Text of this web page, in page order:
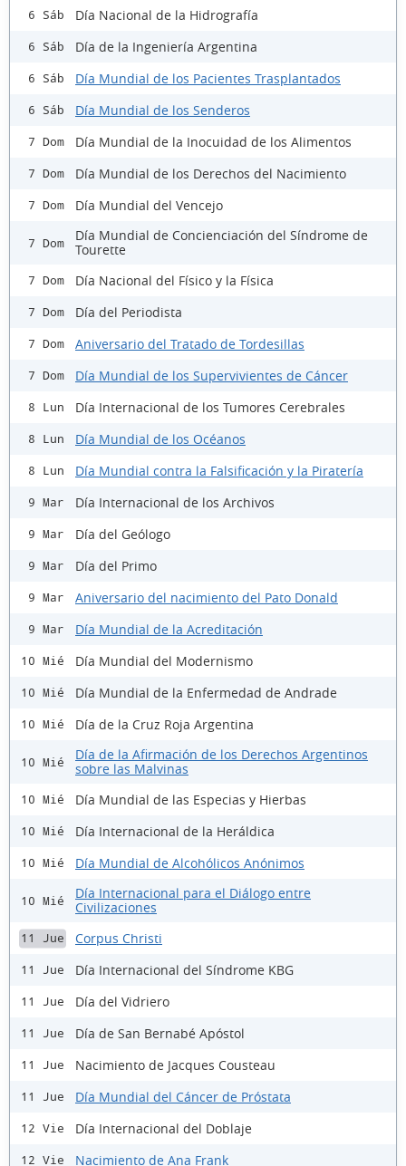
6 Sáb Día Nacional de la Hidrografía
6 Sáb Día de la Ingeniería Argentina
6 Sáb Día Mundial de los Pacientes Trasplantados
6 Sáb Día Mundial de los Senderos
7 Dom Día Mundial de la Inocuidad de los Alimentos
7 Dom Día Mundial de los Derechos del Nacimiento
7 Dom Día Mundial del Vencejo
7 Dom
Día Mundial de Concienciación del Síndrome de
Tourette
7 Dom Día Nacional del Físico y la Física
7 Dom Día del Periodista
7 Dom Aniversario del Tratado de Tordesillas
7 Dom Día Mundial de los Supervivientes de Cáncer
8 Lun Día Internacional de los Tumores Cerebrales
8 Lun Día Mundial de los Océanos
8 Lun Día Mundial contra la Falsificación y la Piratería
9 Mar Día Internacional de los Archivos
9 Mar Día del Geólogo
9 Mar Día del Primo
9 Mar Aniversario del nacimiento del Pato Donald
9 Mar Día Mundial de la Acreditación
10 Mié Día Mundial del Modernismo
10 Mié Día Mundial de la Enfermedad de Andrade
10 Mié Día de la Cruz Roja Argentina
10 Mié
Día de la Afirmación de los Derechos Argentinos
sobre las Malvinas
10 Mié Día Mundial de las Especias y Hierbas
10 Mié Día Internacional de la Heráldica
10 Mié Día Mundial de Alcohólicos Anónimos
10 Mié
Día Internacional para el Diálogo entre
Civilizaciones
11 Jue Corpus Christi
11 Jue Día Internacional del Síndrome KBG
11 Jue Día del Vidriero
11 Jue Día de San Bernabé Apóstol
11 Jue Nacimiento de Jacques Cousteau
11 Jue Día Mundial del Cáncer de Próstata
12 Vie Día Internacional del Doblaje
12 Vie Nacimiento de Ana Frank